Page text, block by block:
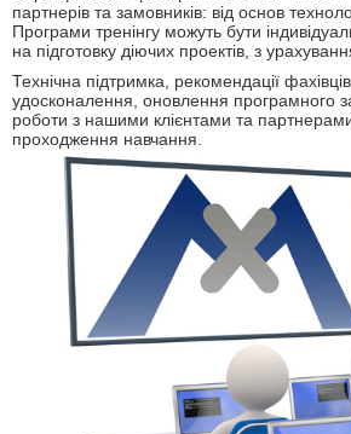
партнерів та замовників: від основ
Програми тренінгу можуть бути
на підготовку діючих проектів, з
Технічна підтримка, рекомендації
удосконалення, оновлення програмного
роботи з нашими клієнтами та
проходження навчання.